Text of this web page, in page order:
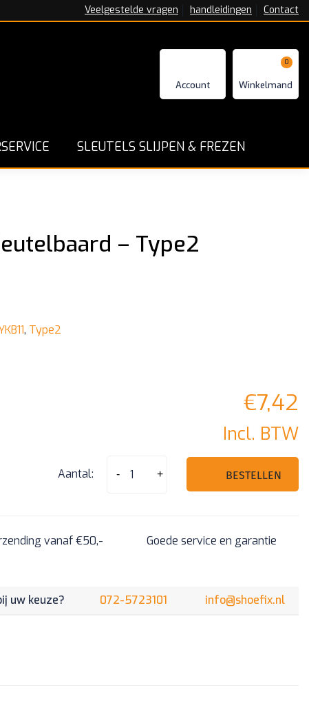
Veelgestelde vragen handleidingen Contact
0
SLEUTELS SLIJPEN & FREZEN
- Repareren en Programmeren Goede service en
– Type2
, Type2
€7,42
Incl. BTW
Aantal: -
aantal
+ BESTELLEN
vanaf €50,- Goede service en garantie
uw keuze? 072-5723101 info@shoefix.nl